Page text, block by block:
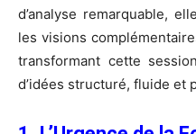
d’analyse remarquable,
les visions
transformant cette
d’idées structuré, fluide et